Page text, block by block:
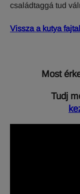
családtaggá tud
Vissza a kutya
Most
Tudj